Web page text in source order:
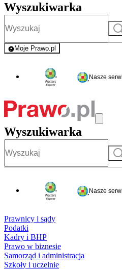
Wyszukiwarka
Moje Prawo.pl
- rejestracja i logowanie do
Nasze
Wyszukiwarka
Nasze
Prawnicy i sądy
Podatki
Kadry i BHP
Prawo w biznesie
Samorząd i administracja
Szkoły i uczelnie